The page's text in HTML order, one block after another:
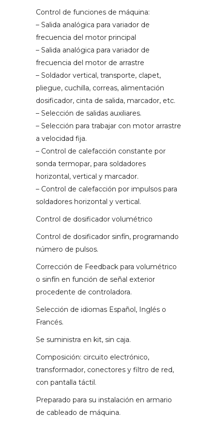
Control de funciones de máquina:
– Salida analógica para variador de
frecuencia del motor principal
– Salida analógica para variador de
frecuencia del motor de arrastre
– Soldador vertical, transporte, clapet,
pliegue, cuchilla, correas, alimentación
dosificador, cinta de salida, marcador, etc.
– Selección de salidas auxiliares.
– Selección para trabajar con motor arrastre
a velocidad fija.
– Control de calefacción constante por
sonda termopar, para soldadores
horizontal, vertical y marcador.
– Control de calefacción por impulsos para
soldadores horizontal y vertical.
Control de dosificador volumétrico
Control de dosificador sinfín, programando
número de pulsos.
Corrección de Feedback para volumétrico
o sinfín en función de señal exterior
procedente de controladora.
Selección de idiomas Español, Inglés o
Francés.
Se suministra en kit, sin caja.
Composición: circuito electrónico,
transformador, conectores y filtro de red,
con pantalla táctil.
Preparado para su instalación en armario
de cableado de máquina.